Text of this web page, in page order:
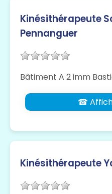
Kinésithérapeute
Pennanguer
Bâtiment A 2 imm
☎
Kinésithérapeute